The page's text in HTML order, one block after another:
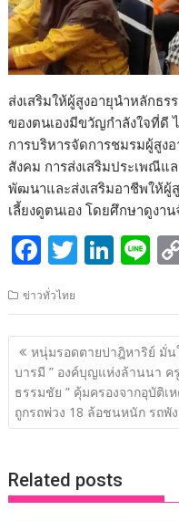
ส่งเสริมให้ผู้สูงอายุนำหลักธ
ของตนเองมีขวัญกำลังใจที่ดี
การบริหารจัดการชมรมผู้สูง
สังคม การส่งเสริมประเพณี
พัฒนาและส่งเสริมอาชีพให้ผู้
เลี้ยงดูตนเอง โดยศึกษาดูงา
F
ac
e
b
o
o
k
T
itt
er
Li
k
e
dI
n
Li
e
ข่าวทั่วไทย
แนะแนว
เรื่อง
หนุ่มรอดตายปาฎิหาริย์ มั่น
บารมี ” องค์บุญแห่งล้านนา ค
ธรรมชัย ” คุ้มครองจากอุบัติเ
ถูกรถพ่วง 18 ล้อชนหนัก รถพั
Related posts